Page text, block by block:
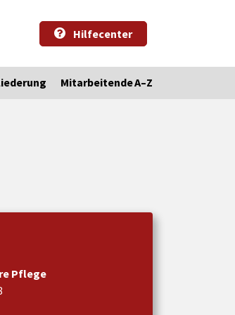
Hilfecenter
Mitarbeitende A–Z
Pflege